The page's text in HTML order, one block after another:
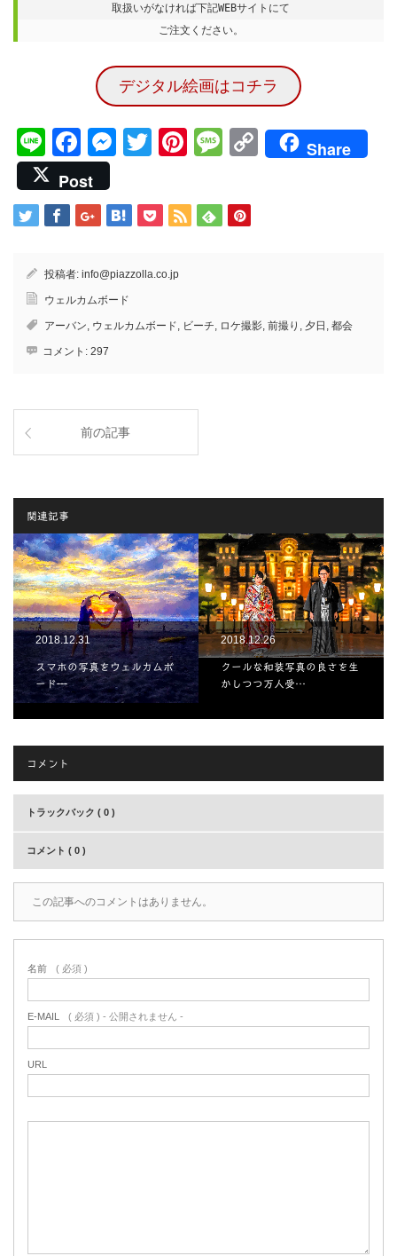
取扱いがなければ下記WEBサイトにて
ご注文ください。
デジタル絵画はコチラ
LineFacebook
Messenger
Twitter
Pinterest
Message
CopyShare
Post
投稿者: info@piazzolla.co.jp
ウェルカムボード
アーバン, ウェルカムボード, ビーチ, ロケ撮影, 前撮り , 夕日 , 都会
コメント: 297
前の記事
関連記事
2018.12.31
スマホの写真をウェルカムボ
ード̶…
2018.12.26
クールな和装写真の良さを生
かしつつ万人受…
コメント
トラックバック ( 0 )
コメント ( 0 )
この記事へのコメントはありません。
名前 ( 必須 )
E-MAIL ( 必須 ) - 公開されません -
URL